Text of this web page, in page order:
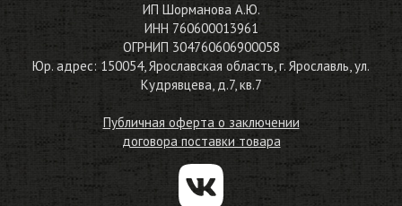
ИП Шорманова А.Ю.
ИНН 760600013961
ОГРНИП 304760606900058
Юр. адрес: 150054, Ярославская область, г. Ярославль, ул.
Кудрявцева, д.7, кв.7
Публичная оферта о заключении
договора поставки товара